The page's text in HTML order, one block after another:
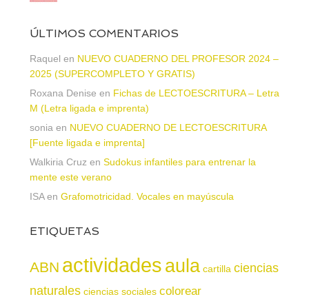
ÚLTIMOS COMENTARIOS
Raquel en NUEVO CUADERNO DEL PROFESOR 2024 –
2025 (SUPERCOMPLETO Y GRATIS)
Roxana Denise en Fichas de LECTOESCRITURA – Letra
M (Letra ligada e imprenta)
sonia en NUEVO CUADERNO DE LECTOESCRITURA
[Fuente ligada e imprenta]
Walkiria Cruz en Sudokus infantiles para entrenar la
mente este verano
ISAen Grafomotricidad. Vocales en mayúscula
ETIQUETAS
ABN actividadesaula cartilla ciencias
naturales ciencias sociales colorear